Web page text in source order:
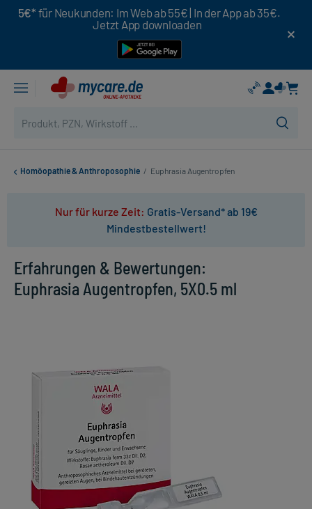
5€* für Neukunden: Im Web ab 55€ | In der App ab 35€.
Jetzt App downloaden
Homöopathie & Anthroposophie / Euphrasia Augentropfen
Nur für kurze Zeit: Gratis-Versand* ab 19€
Mindestbestellwert!
Erfahrungen & Bewertungen:
Euphrasia Augentropfen, 5X0.5 ml